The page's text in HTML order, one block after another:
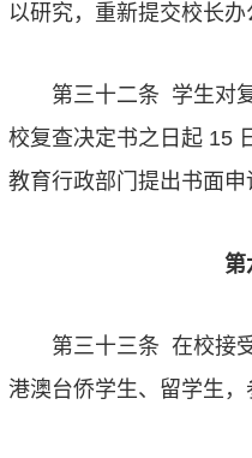
以研究，重新提交校长办
第三十二条 学生对
校复查决定书之日起15
教育行政部门提出书面申
第
第三十三条 在校接
港澳台侨学生、留学生，